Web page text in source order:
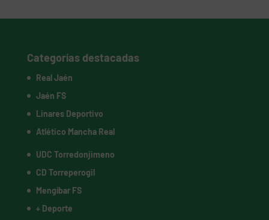
Categorías destacadas
Real Jaén
Jaén FS
Linares Deportivo
Atlético Mancha Real
UDC Torredonjimeno
CD Torreperogil
Mengíbar FS
+ Deporte